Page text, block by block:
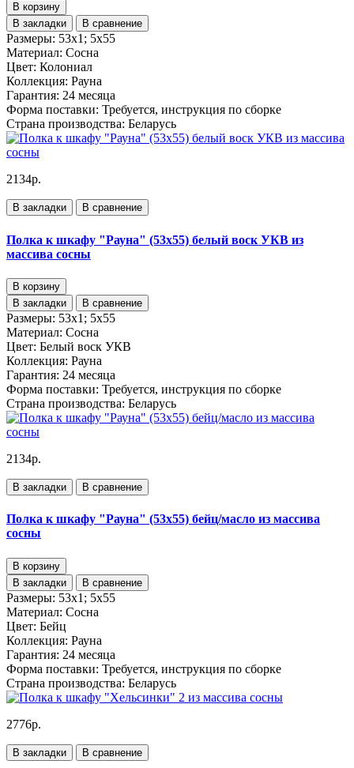
В корзину
В закладки
В сравнение
Размеры: 53х1; 5х55
Материал: Сосна
Цвет: Колониал
Коллекция: Рауна
Гарантия: 24 месяца
Форма поставки: Требуется, инструкция по сборке
Страна производства: Беларусь
2134р.
В закладки В сравнение
Полка к шкафу "Рауна" (53х55) белый воск УКВ из
массива сосны
В корзину
В закладки
В сравнение
Размеры: 53х1; 5х55
Материал: Сосна
Цвет: Белый воск УКВ
Коллекция: Рауна
Гарантия: 24 месяца
Форма поставки: Требуется, инструкция по сборке
Страна производства: Беларусь
2134р.
В закладки В сравнение
Полка к шкафу "Рауна" (53х55) бейц/масло из массива
сосны
В корзину
В закладки
В сравнение
Размеры: 53х1; 5х55
Материал: Сосна
Цвет: Бейц
Коллекция: Рауна
Гарантия: 24 месяца
Форма поставки: Требуется, инструкция по сборке
Страна производства: Беларусь
2776р.
В закладки В сравнение